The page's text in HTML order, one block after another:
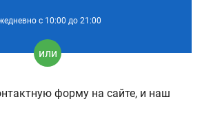
с 10:00 до 21:00
или
форму на сайте, и наш